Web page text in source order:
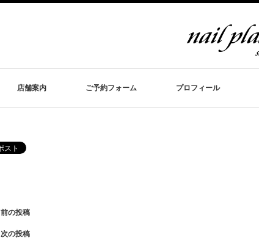
店舗案内 ご予約フォーム プロフィール
前の投稿
次の投稿